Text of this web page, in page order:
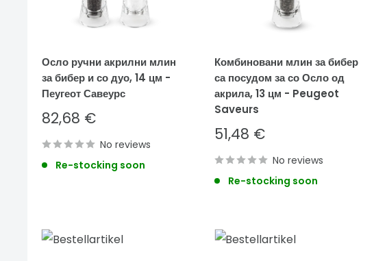
Осло ручни акрилни млин
за бибер и со дуо, 14 цм -
Пеугеот Савеурс
Sale
price
82,68 €
No reviews
Re-stocking soon
Комбиновани млин за бибер
са посудом за со Осло од
акрила, 13 цм - Peugeot
Saveurs
Sale
price
51,48 €
No reviews
Re-stocking soon